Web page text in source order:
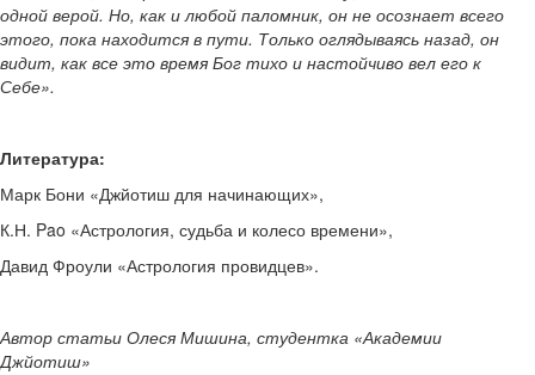
одной верой. Но, как и любой паломник, он не осознает всего
этого, пока находится в пути. Только оглядываясь назад, он
видит, как все это время Бог тихо и настойчиво вел его к
Себе».
Литература:
Марк Бони «Джйотиш для начинающих»,
К.Н. Pao «Астрология, судьба и колесо времени»,
Давид Фроули «Астрология провидцев».
Автор статьи Олеся Мишина, студентка «Академии
Джйотиш»